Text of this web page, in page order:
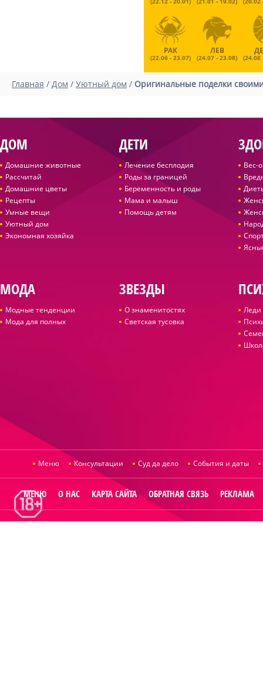
РАК
(22.06 - 23.07)
ЛЕВ
(24.07 - 23.08) (24.08
Главная / Дом / Уютный дом / Оригинальные поделки
ДОМ
Домашние животные
Рассчитай
Домашние цветы
Рецепты
Умные вещи
Уютный дом
Экономная хозяйка
ДЕТИ
Лечение бесплодия
Роды за границей
Беременность и роды
Мама и малыш
Помощь детям
Вес-
МОДА
Модные тенденции
Мода для полных
ЗВЕЗДЫ
О знаменитостях
Светская тусовка
Леди
Меню Консультации Суд да дело События и даты
МЕНЮ О НАС КАРТА САЙТА ОБРАТНАЯ СВЯЗЬ РЕКЛАМА